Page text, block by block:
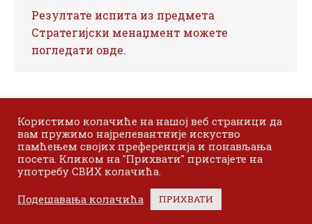
Резултате испита из предмета
Стратегијски менаџмент можете
погледати овде.
© 2024 Одсек Висока пословна школа Лесковац. Сва права
задржана.
Користимо колачиће на нашој веб страници да
вам пружимо најрелевантније искуство
памћењем својих преференција и понављања
посета. Кликом на "Прихвати" пристајете на
употребу СВИХ колачића.
Подешавања колачића ПРИХВАТИ